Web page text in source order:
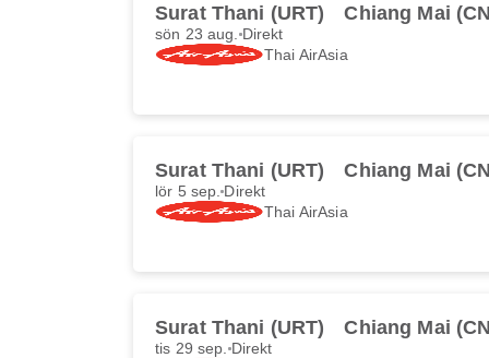
Surat Thani (URT) Chiang Mai
sön 23 aug. Direkt
Thai AirAsia
Surat Thani (URT) Chiang Mai
lör 5 sep. Direkt
Thai AirAsia
Surat Thani (URT) Chiang Mai
tis 29 sep. Direkt